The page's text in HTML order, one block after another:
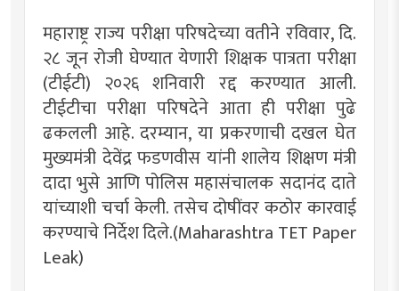
महाराष्ट्र राज्य परीक्षा परिषदेच्या वतीने रविवार, दि.
२८ जून रोजी घेण्यात येणारी शिक्षक पात्रता परीक्षा
(टीईटी) २०२६ शनिवारी रद्द करण्यात आली.
टीईटीचा परीक्षा परिषदेने आता ही परीक्षा पुढे
ढकलली आहे. दरम्यान, या प्रकरणाची दखल घेत
मुख्यमंत्री देवेंद्र फडणवीस यांनी शालेय शिक्षण मंत्री
दादा भुसे आणि पोलिस महासंचालक सदानंद दाते
यांच्याशी चर्चा केली. तसेच दोषींवर कठोर कारवाई
करण्याचे निर्देश दिले.(Maharashtra TET Paper
Leak)